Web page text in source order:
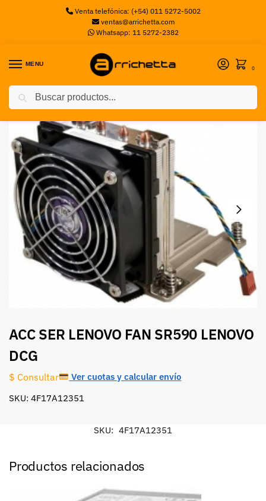
Venta telefónica: (+54) 011 5272-5002
ventas@arrichetta.com
Whatsapp: 11 5272-2382
MENU
0
Inicio Accesorios Servers / ACC SER LENOVO FAN SR590 LENOVO DCG
ACC SER LENOVO FAN SR590 LENOVO
DCG
$ Consultar Ver cuotas y calcular envío
SKU: 4F17A12351
SKU: 4F17A12351
Productos relacionados